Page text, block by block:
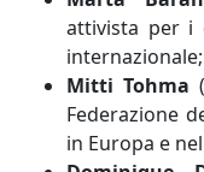
attivista per i
internazionale;
Mitti Tohma
Federazione
in Europa e